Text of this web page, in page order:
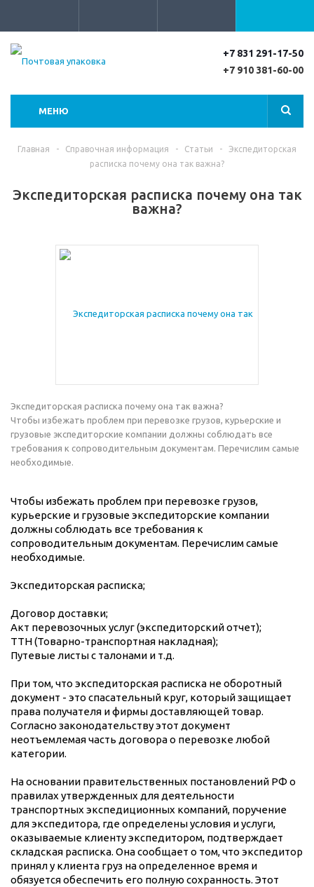
+7 831 291-17-50
+7 910 381-60-00
МЕНЮ
Главная - Справочная информация - Статьи -
Экспедиторская
расписка почему она так важна?
Экспедиторская расписка почему она так
важна?
Экспедиторская расписка почему она так важна?
Чтобы избежать проблем при перевозке грузов, курьерские и
грузовые экспедиторские компании должны соблюдать все
требования к сопроводительным документам. Перечислим самые
необходимые.
Чтобы избежать проблем при перевозке грузов,
курьерские и грузовые экспедиторские компании
должны соблюдать все требования к
сопроводительным документам. Перечислим самые
необходимые.
Экспедиторская расписка;
Договор доставки;
Акт перевозочных услуг (экспедиторский отчет);
ТТН (Товарно-транспортная накладная);
Путевые листы с талонами и т.д.
При том, что экспедиторская расписка не оборотный
документ - это спасательный круг, который защищает
права получателя и фирмы доставляющей товар.
Согласно законодательству этот документ
неотъемлемая часть договора о перевозке любой
категории.
На основании правительственных постановлений РФ о
правилах утвержденных для деятельности
транспортных экспедиционных компаний, поручение
для экспедитора, где определены условия и услуги,
оказываемые клиенту экспедитором, подтверждает
складская расписка. Она сообщает о том, что экспедитор
принял у клиента груз на определенное время и
обязуется обеспечить его полную сохранность. Этот